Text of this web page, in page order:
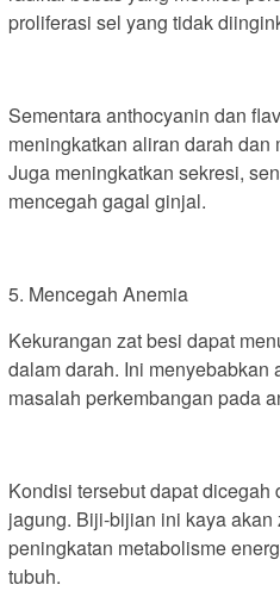
proliferasi sel yang tidak
Sementara anthocyanin dan
meningkatkan aliran darah
Juga meningkatkan sekresi,
mencegah gagal ginjal.
5. Mencegah Anemia
Kekurangan zat besi dapat
dalam darah. Ini menyebabkan
masalah perkembangan pada
Kondisi tersebut dapat
jagung. Biji-bijian ini kaya
peningkatan metabolisme
tubuh.